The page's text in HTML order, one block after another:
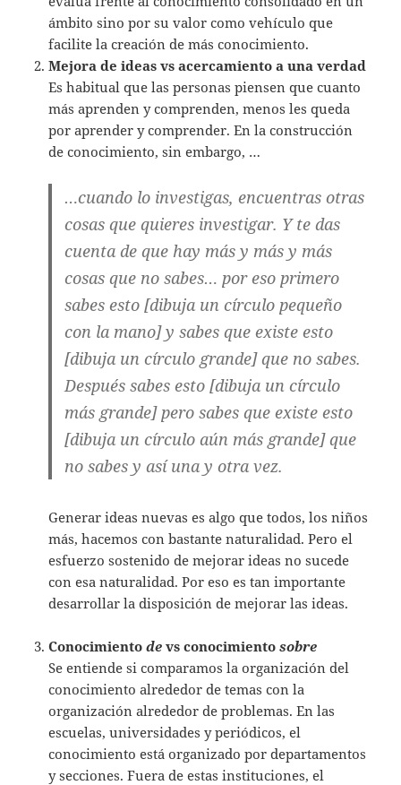
ámbito sino por su valor como vehículo que
facilite la creación de más conocimiento.
Mejora de ideas vs acercamiento a una verdad
Es habitual que las personas piensen que cuanto
más aprenden y comprenden, menos les queda
por aprender y comprender. En la construcción
de conocimiento, sin embargo, …
…cuando lo investigas, encuentras otras
cosas que quieres investigar. Y te das
cuenta de que hay más y más y más
cosas que no sabes… por eso primero
sabes esto [dibuja un círculo pequeño
con la mano] y sabes que existe esto
[dibuja un círculo grande] que no sabes.
Después sabes esto [dibuja un círculo
más grande] pero sabes que existe esto
[dibuja un círculo aún más grande] que
no sabes y así una y otra vez.
Generar ideas nuevas es algo que todos, los niños
más, hacemos con bastante naturalidad. Pero el
esfuerzo sostenido de mejorar ideas no sucede
con esa naturalidad. Por eso es tan importante
desarrollar la disposición de mejorar las ideas.
Conocimientode vs conocimientosobre
Se entiende si comparamos la organización del
conocimiento alrededor de temas con la
organización alrededor de problemas. En las
escuelas, universidades y periódicos, el
conocimiento está organizado por departamentos
y secciones. Fuera de estas instituciones, el